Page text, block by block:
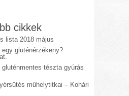
cikkek
lista 2018 május
gluténérzékeny?
tészta gyúrás
műhelytitkai – Kohári